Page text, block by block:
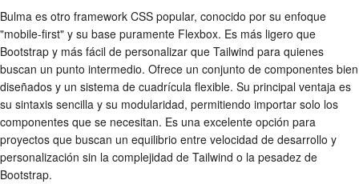
Bulma es otro framework CSS popular, conocido por su enfoque
"mobile-first" y su base puramente Flexbox. Es más ligero que
Bootstrap y más fácil de personalizar que Tailwind para quienes
buscan un punto intermedio. Ofrece un conjunto de componentes bien
diseñados y un sistema de cuadrícula flexible. Su principal ventaja es
su sintaxis sencilla y su modularidad, permitiendo importar solo los
componentes que se necesitan. Es una excelente opción para
proyectos que buscan un equilibrio entre velocidad de desarrollo y
personalización sin la complejidad de Tailwind o la pesadez de
Bootstrap.